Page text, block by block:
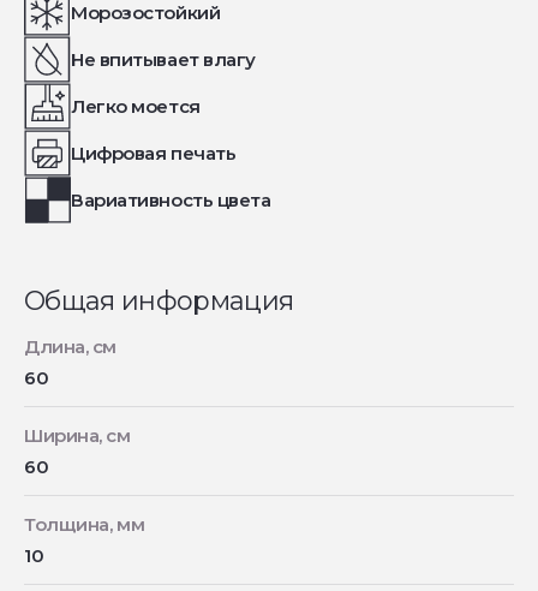
Морозостойкий
Не впитывает влагу
Легко моется
Цифровая печать
Вариативность цвета
Общая информация
Длина, см
60
Ширина, см
60
Толщина, мм
10